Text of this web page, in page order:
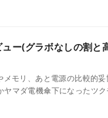
ー(グラボなしの割と
モリ、あと電源の比較的
ヤマダ電機傘下になったツ